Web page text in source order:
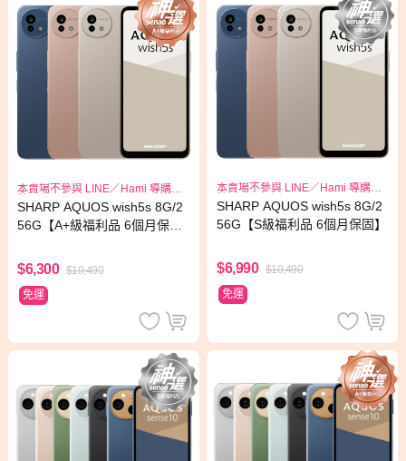
本賣場不參與 LINE／Hami 導購回
SHARP AQUOS wish5s 8G/2
56G【A+級福利品 6個月保
$6,300 $10,490
免運
本賣場不參與 LINE／Hami 導購回
SHARP AQUOS wish5s 8G/2
56G【S級福利品 6個月保固】
$6,990 $10,490
免運